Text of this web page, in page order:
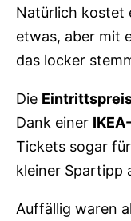
Natürlich kostet
etwas, aber mit
das locker
Die
Dank einer
Tickets sogar für
kleiner Spartipp
Auffällig waren